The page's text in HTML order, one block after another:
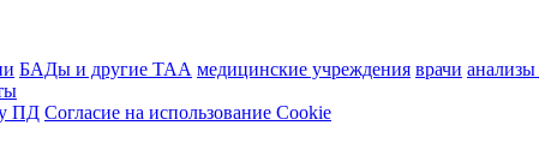
БАДы и другие ТАА медицинские учреждения врачи
ПД Согласие на использование Cookie